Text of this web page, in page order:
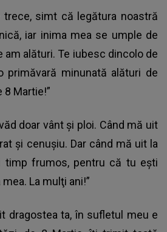
trece, simt că legătura noastră
iar inima mea se umple de
am alături. Te iubesc dincolo de
minunată alături de
8 Martie!”
doar vânt şi ploi. Când mă uit
şi cenuşiu. Dar când mă uit la
timp frumos, pentru că tu eşti
La mulţi ani!”
dragostea ta, în sufletul meu e